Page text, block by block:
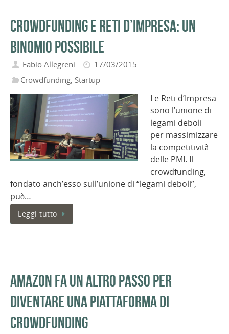
Crowdfunding e Reti d’Impresa: un
binomio possibile
Fabio Allegreni
17/03/2015
Crowdfunding, Startup
Le Reti d’Impresa
sono l’unione di
legami deboli
per massimizzare
la competitività
delle PMI. Il
crowdfunding,
fondato anch’esso sull’unione di “legami deboli”,
può…
Leggi tutto
Amazon fa un altro passo per
diventare una piattaforma di
crowdfunding